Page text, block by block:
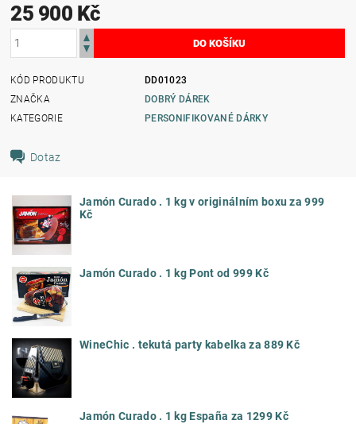
25 900 Kč
KÓD PRODUKTU
DD01023
ZNAČKA
DOBRÝ DÁREK
KATEGORIE
PERSONIFIKOVANÉ DÁRKY
Dotaz
Jamón Curado . 1 kg v originálním boxu za 999
Kč
Jamón Curado . 1 kg Pont od 999 Kč
WineChic . tekutá party kabelka za 889 Kč
Jamón Curado . 1 kg España za 1299 Kč